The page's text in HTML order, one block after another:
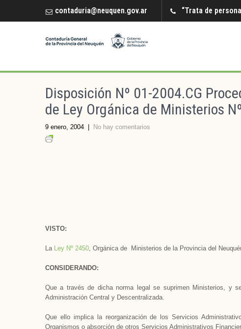
contaduria@neuquen.gov.ar “Trata de
Disposición Nº 01-2004.CG
de Ley Orgánica de Ministerios
9 enero, 2004 No hay comentarios
VISTO:
La Ley Nº 2450, Orgánica de Ministerios de la Provincia del
CONSIDERANDO:
Que a través de dicha norma legal se suprimen Ministerios, y
Administración Central y Descentralizada.
Que ello implica la reorganización de los Servicios
Organismos o absorción de otros Servicios Administrativos